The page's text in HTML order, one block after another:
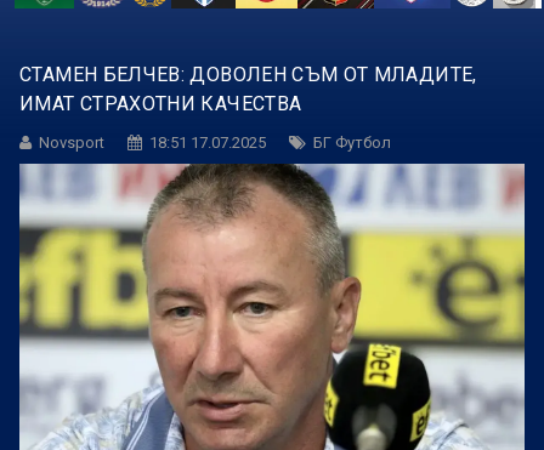
СТАМЕН БЕЛЧЕВ: ДОВОЛЕН СЪМ ОТ МЛАДИТЕ,
ИМАТ СТРАХОТНИ КАЧЕСТВА
Novsport 18:51 17.07.2025 БГ Футбол